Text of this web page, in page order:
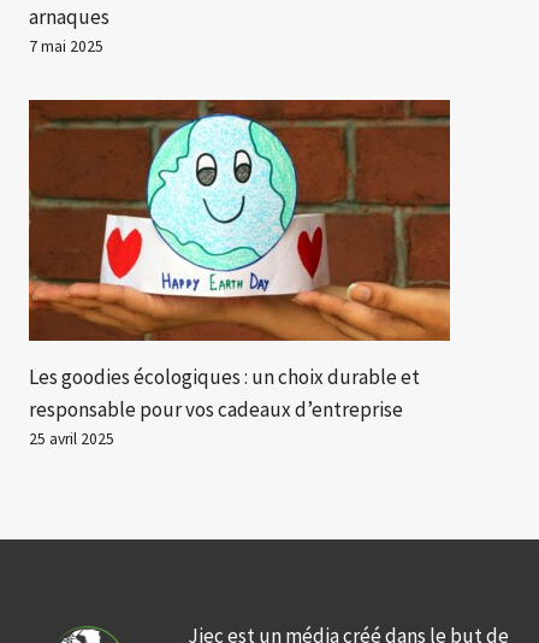
arnaques
7 mai 2025
Les goodies écologiques : un choix durable et
responsable pour vos cadeaux d’entreprise
25 avril 2025
Jiec est un média créé dans le but de